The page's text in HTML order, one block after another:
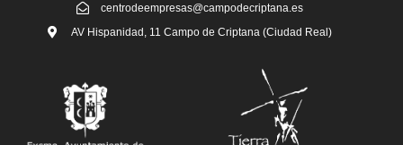
centrodeempresas@campodecriptana.es
AV Hispanidad, 11 Campo de Criptana (Ciudad Real)